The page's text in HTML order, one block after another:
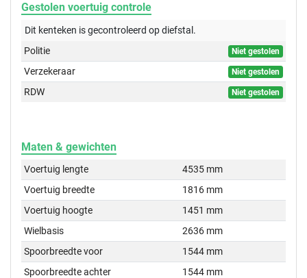
Gestolen voertuig controle
Dit kenteken is gecontroleerd opdiefstal.
Politie
Niet gestolen
Verzekeraar Niet gestolen
RDW Niet gestolen
Maten & gewichten
Voertuig lengte
4535 mm
Voertuig breedte
1816 mm
Voertuig hoogte
1451 mm
Wielbasis
2636 mm
Spoorbreedte voor
1544 mm
Spoorbreedte achter
1544 mm